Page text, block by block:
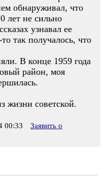
обнаруживал, что
лет не сильно
узнавал ее
так получалось, что
В конце 1959 года
район, моя
жизни советской.
00:33
Заявить о